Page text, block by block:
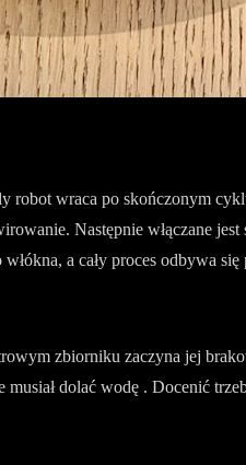
wraca po skończonym
Następnie włączane
a cały proces odbywa
zbiorniku zaczyna jej
dolać wodę . Docenić